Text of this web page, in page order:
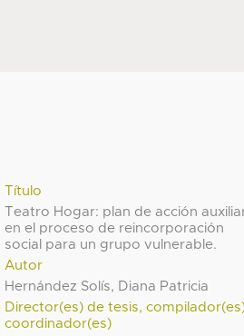
Título
Teatro Hogar: plan de acción
en el proceso de reincorporación
social para un grupo vulnerable.
Autor
Hernández Solís, Diana Patricia
Director(es) de tesis,
coordinador(es)